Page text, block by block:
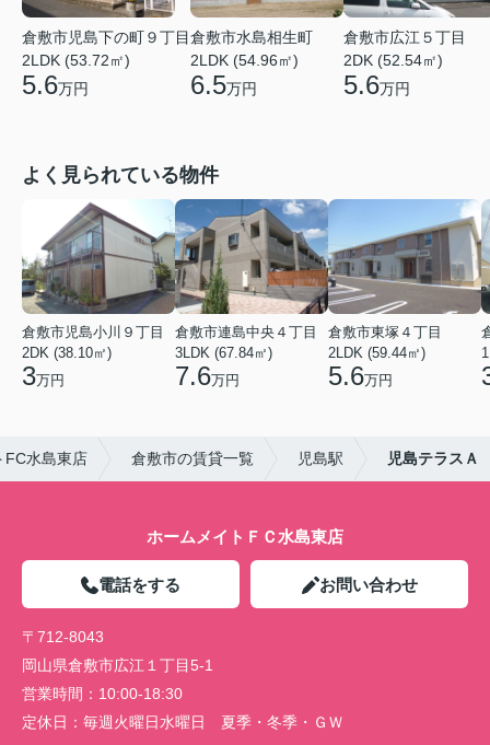
倉敷市児島下の町９丁目
2LDK (53.72㎡)
5.6万円
倉敷市水島相生町
2LDK (54.96㎡)
6.5万円
倉敷市広江５丁目
2DK (52.54㎡)
5.6万円
よく見られている物件
倉敷市児島小川９丁目
2DK (38.10㎡)
3万円
倉敷市連島中央４丁目
3LDK (67.84㎡)
7.6万円
倉敷市東塚４丁目
2LDK (59.44㎡)
5.6万円
FC水島東店 倉敷市の賃貸一覧 児島駅 児島テラスＡ
ホームメイトＦＣ水島東店
電話をする お問い合わせ
〒712-8043
岡山県倉敷市広江１丁目5-1
営業時間： 10:00-18:30
定休日： 毎週火曜日水曜日 夏季・冬季・ＧＷ